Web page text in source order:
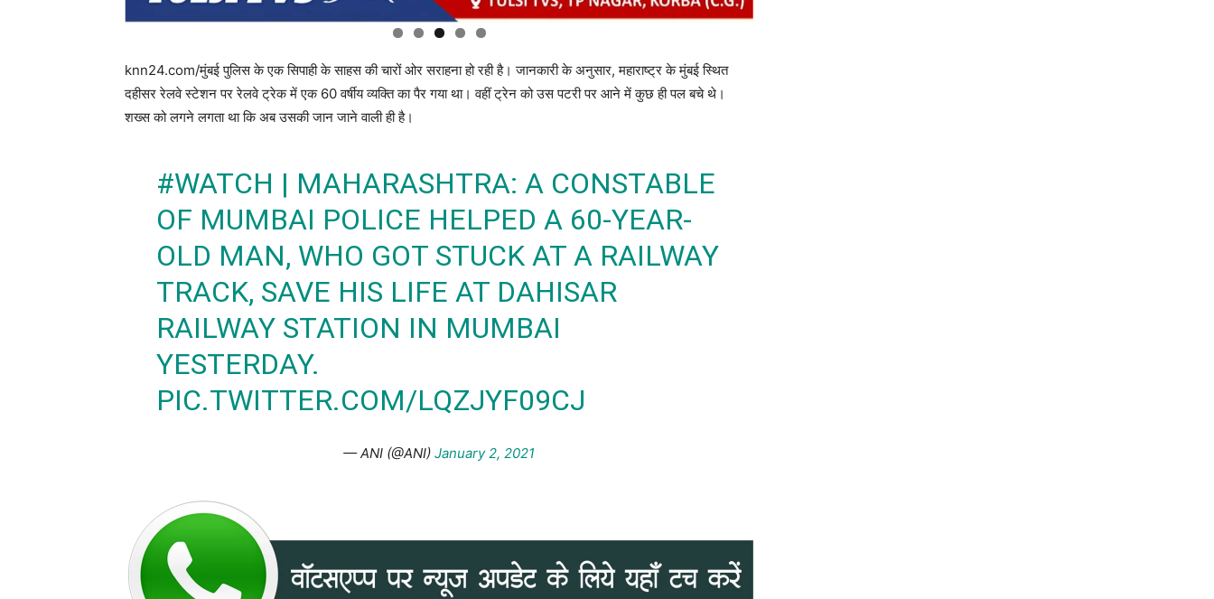
knn24.com/मुंबई पुलिस के एक सिपाही के साहस की चारों ओर सराहना हो रही है। जानकारी के अनुसार, महाराष्ट्र के मुंबई स्थित
दहीसर रेलवे स्टेशन पर रेलवे ट्रेक में एक 60 वर्षीय व्यक्ति का पैर गया था। वहीं ट्रेन को उस पटरी पर आने में कुछ ही पल बचे थे।
शख्स को लगने लगता था कि अब उसकी जान जाने वाली ही है।
#WATCH | MAHARASHTRA: A CONSTABLE
OF MUMBAI POLICE HELPED A 60-YEAR-
OLD MAN, WHO GOT STUCK AT A RAILWAY
TRACK, SAVE HIS LIFE AT DAHISAR
RAILWAY STATION IN MUMBAI
YESTERDAY.
PIC.TWITTER.COM/LQZJYF09CJ
— ANI (@ANI) January 2, 2021